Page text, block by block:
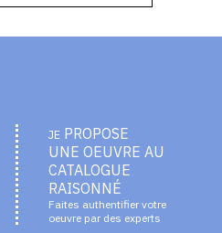
JEPROPOSE
UNE OEUVRE AU
CATALOGUE
RAISONNÉ
Faites authentifier votre
oeuvre par des experts